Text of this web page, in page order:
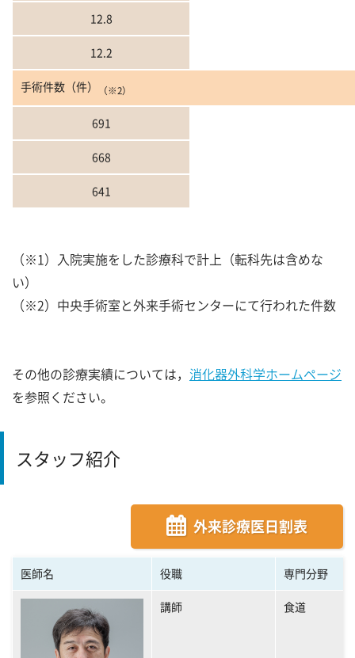
12.8
12.2
手術件数（件） （※2）
691
668
641
（※1）入院実施をした診療科で計上（転科先は含めな
い）
（※2）中央手術室と外来手術センターにて行われた件数
その他の診療実績については， 消化器外科学ホームページ
を参照ください。
スタッフ紹介
外来診療医日割表
医師名 役職 専門分野
講師 食道